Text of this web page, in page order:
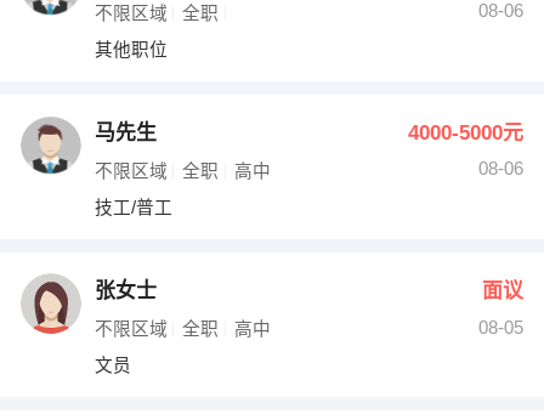
不限区域 全职
08-06
其他职位
马先生 4000-5000元
不限区域 全职 高中
08-06
技工/普工
张女士 面议
不限区域 全职 高中
08-05
文员